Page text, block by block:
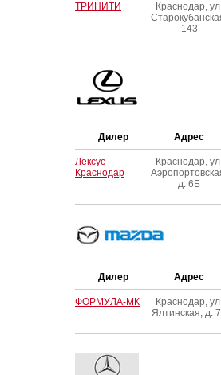
ТРИНИТИ
Краснодар,
143
Дилер Адрес
Лексус -
Краснодар
Краснодар,
д. 6Б
Дилер Адрес
ФОРМУЛА-МК
Краснодар,
Ялтинская, д.